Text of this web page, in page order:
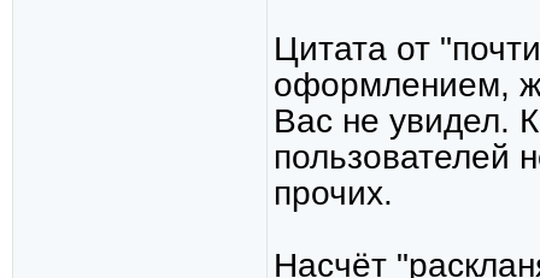
Цитата от
оформлением,
Вас не увидел.
пользователей
прочих.
Насчёт